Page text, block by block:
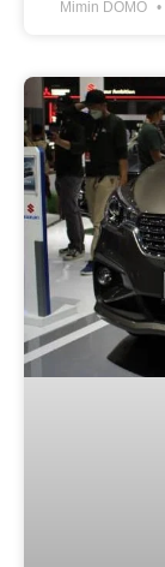
Mimin DOMO